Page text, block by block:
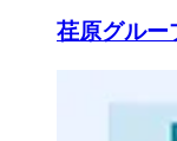
荏原グルー